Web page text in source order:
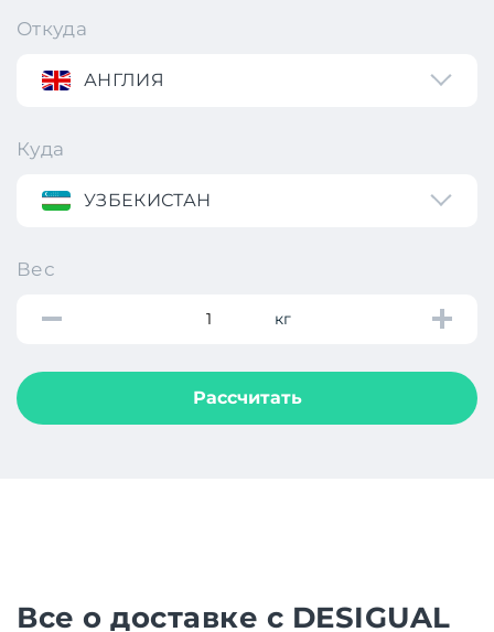
Откуда
АНГЛИЯ
Куда
УЗБЕКИСТАН
Вес
кг
Рассчитать
Все о доставке с DESIGUAL